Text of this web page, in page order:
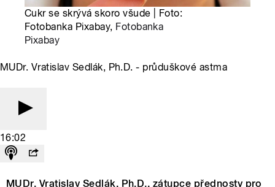
Cukr se skrývá skoro všude | Foto:
Fotobanka Pixabay, Fotobanka
Pixabay
MUDr. Vratislav Sedlák, Ph.D. - průduškové astma
16:02
MUDr. Vratislav Sedlák, Ph.D., zátupce přednosty pro